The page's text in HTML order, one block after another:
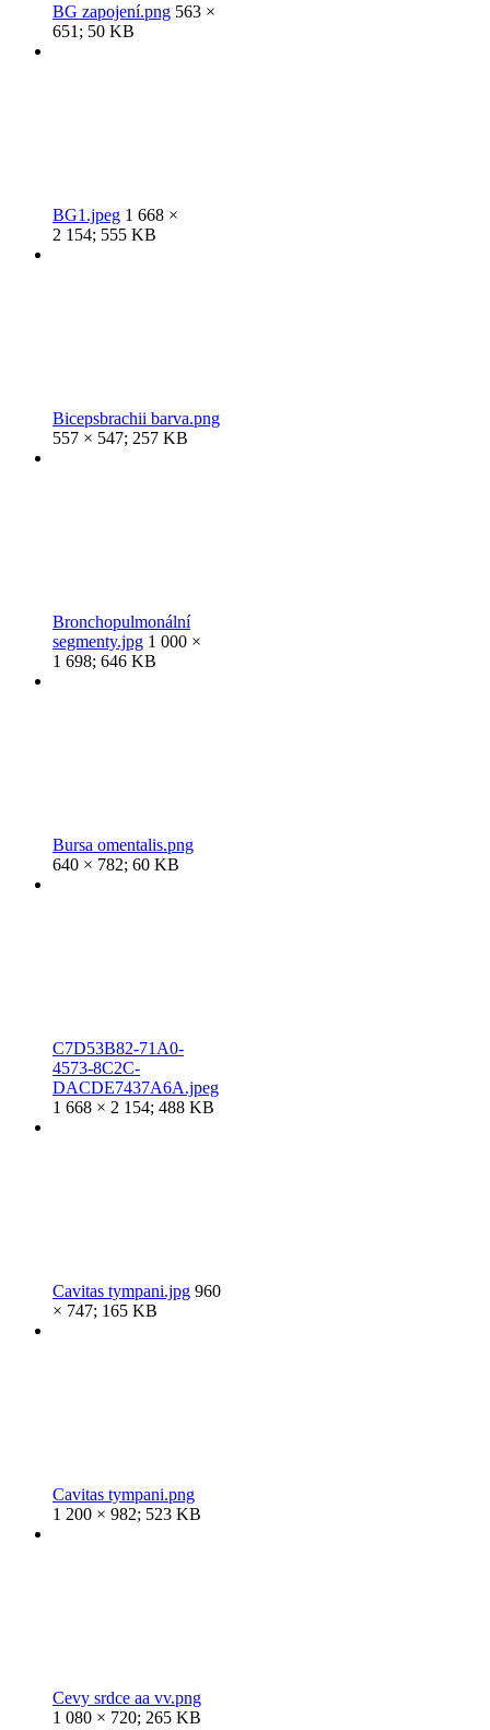
BG zapojení.png 563 ×
651; 50 KB
BG1.jpeg 1 668 ×
2 154; 555 KB
Bicepsbrachii barva.png
557 × 547; 257 KB
Bronchopulmonální
segmenty.jpg 1 000 ×
1 698; 646 KB
Bursa omentalis.png
640 × 782; 60 KB
C7D53B82-71A0-
4573-8C2C-
DACDE7437A6A.jpeg
1 668 × 2 154; 488 KB
Cavitas tympani.jpg 960
× 747; 165 KB
Cavitas tympani.png
1 200 × 982; 523 KB
Cevy srdce aa vv.png
1 080 × 720; 265 KB